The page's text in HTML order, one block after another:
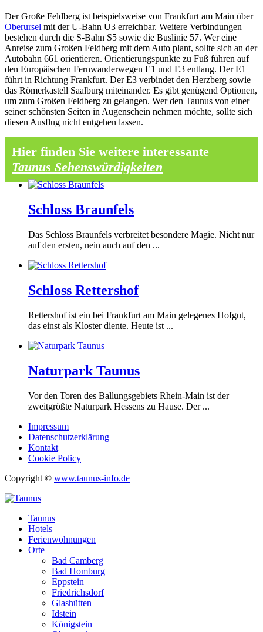
Der Große Feldberg ist beispielsweise von Frankfurt am Main über
Oberursel mit der U-Bahn U3 erreichbar. Weitere Verbindungen
bestehen durch die S-Bahn S5 sowie die Buslinie 57. Wer eine
Anreise zum Großen Feldberg mit dem Auto plant, sollte sich an der
Autobahn 661 orientieren. Orientierungspunkte zu Fuß führen auf
den Europäischen Fernwanderwegen E1 und E3 entlang. Der E1
führt in Richtung Frankfurt. Der E3 verbindet den Herzberg sowie
das Römerkastell Saalburg miteinander. Es gibt genügend Optionen,
um zum Großen Feldberg zu gelangen. Wer den Taunus von einer
seiner schönsten Seiten in Augenschein nehmen möchte, sollte sich
diesen Ausflug nicht entgehen lassen.
Hier finden Sie weitere interessante
Taunus Sehenswürdigkeiten
Schloss Braunfels
Das Schloss Braunfels verbreitet besondere Magie. Nicht nur
auf den ersten, nein auch auf den ...
Schloss Rettershof
Rettershof ist ein bei Frankfurt am Main gelegenes Hofgut,
das einst als Kloster diente. Heute ist ...
Naturpark Taunus
Vor den Toren des Ballungsgebiets Rhein-Main ist der
zweitgrößte Naturpark Hessens zu Hause. Der ...
Impressum
Datenschutzerklärung
Kontakt
Cookie Policy
Copyright © www.taunus-info.de
Taunus
Hotels
Ferienwohnungen
Orte
Bad Camberg
Bad Homburg
Eppstein
Friedrichsdorf
Glashütten
Idstein
Königstein